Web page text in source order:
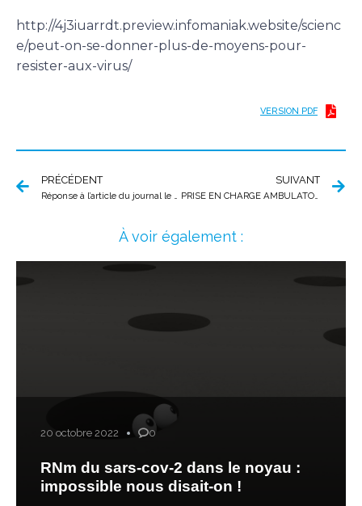
http://4j3iuarrdt.preview.infomaniak.website/scienc
e/peut-on-se-donner-plus-de-moyens-pour-
resister-aux-virus/
VERSION PDF
PRÉCÉDENT SUIVANT
PRISE EN CHARGE AMBULATOIRE DU COVID-19
À voir également :
20 octobre 2022 0
RNm du sars-cov-2 dans le noyau :
impossible nous disait-on !